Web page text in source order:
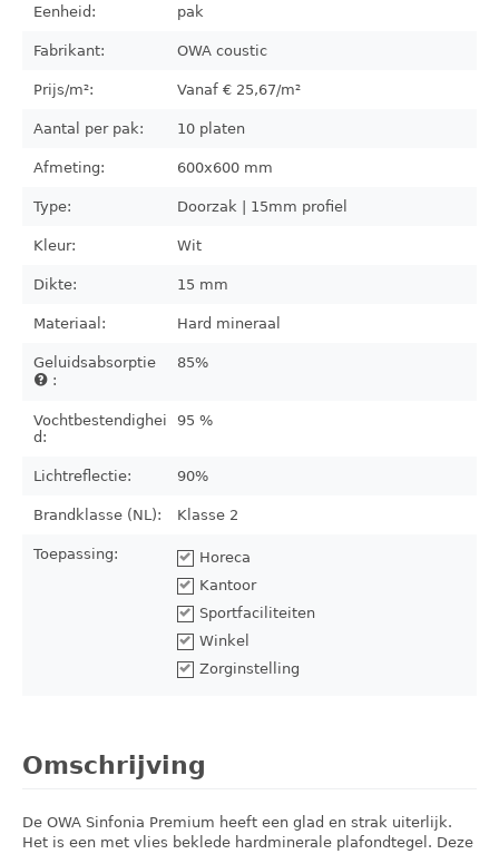
Eenheid: pak
Fabrikant: OWA coustic
Prijs/m²: Vanaf € 25,67/m²
Aantal per pak: 10 platen
Afmeting: 600x600 mm
Type: Doorzak | 15mm profiel
Kleur: Wit
Dikte: 15 mm
Materiaal: Hard mineraal
Geluidsabsorptie
:
85%
Vochtbestendighei
d:
95 %
Lichtreflectie: 90%
Brandklasse (NL): Klasse 2
Toepassing:
Horeca
Kantoor
Sportfaciliteiten
Winkel
Zorginstelling
Omschrijving
De OWA Sinfonia Premium heeft een glad en strak uiterlijk.
Het is een met vlies beklede hardminerale plafondtegel. Deze